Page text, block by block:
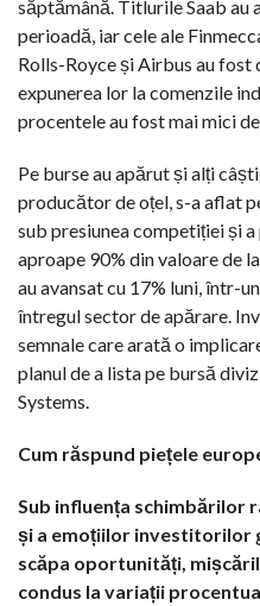
săptămână. Titlurile Saab au
perioadă, iar cele ale
Rolls-Royce și Airbus au fost
expunerea lor la comenzile
procentele au fost mai mici
Pe burse au apărut și alți
producător de oțel, s-a aflat
sub presiunea competiției și
aproape 90% din valoare de
au avansat cu 17% luni, într-
întregul sector de apărare.
semnale care arată o
planul de a lista pe bursă
Systems.
Cum răspund piețele
Sub influența schimbărilor
și a emoțiilor investitorilor
scăpa oportunități,
condus la variații